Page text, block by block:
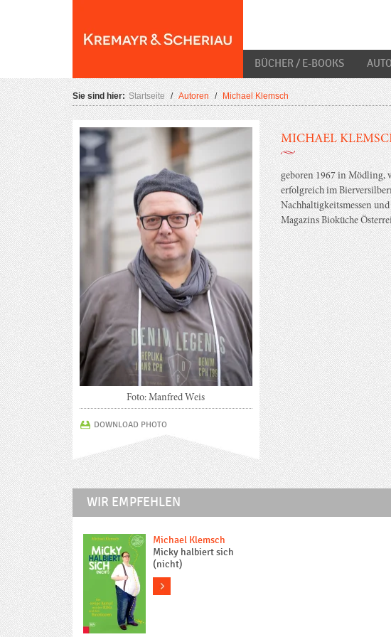
BÜCHER / E-BOOKS
Sie sind hier: Startseite / Autoren / Michael Klemsch
Foto: Manfred Weis
DOWNLOAD PHOTO
MICHAEL
geboren 1967 in Mödling,
erfolgreich im
Nachhaltigkeitsmessen
Magazins Bioküche
WIR EMPFEHLEN
Michael Klemsch
Micky halbiert sich
(nicht)